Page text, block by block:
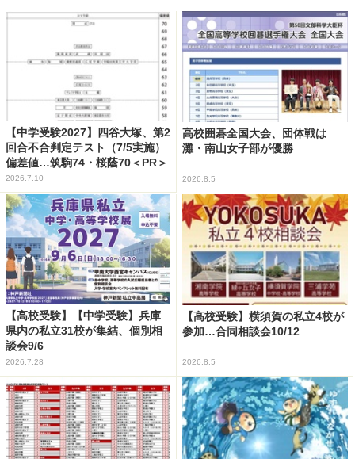
【中学受験2027】四谷大塚、第2
回合不合判定テスト（7/5実施）
偏差値…筑駒74・桜蔭70＜PR＞
2026.7.10
高校囲碁全国大会、団体戦は
灘・南山女子部が優勝
2026.8.5
【高校受験】【中学受験】兵庫
県内の私立31校が集結、個別相
談会9/6
2026.7.28
【高校受験】横須賀の私立4校が
参加…合同相談会10/12
2026.8.5